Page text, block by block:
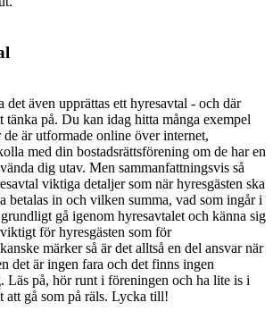
det även upprättas ett hyresavtal - och där
tänka på. Du kan idag hitta många exempel
är utformade online över internet,
med din bostadsrättsförening om de har en
dig utav. Men sammanfattningsvis så
viktiga detaljer som när hyresgästen ska
betalas in och vilken summa, vad som ingår i
gå igenom hyresavtalet och känna sig
för hyresgästen som för
märker så är det alltså en del ansvar när
det är ingen fara och det finns ingen
Läs på, hör runt i föreningen och ha lite is i
att gå som på räls. Lycka till!